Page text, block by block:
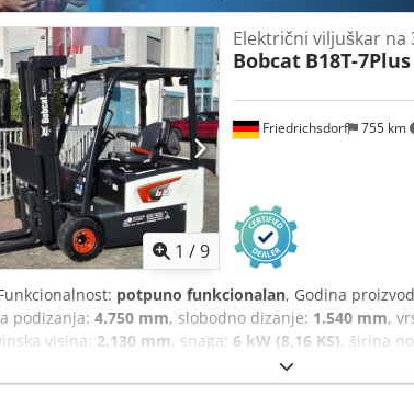
1 /9
Friedrichsdorf 755 km
Električni viljuškar na
Bobcat B18T-7Plus
potpuno funkcionalan, Godina
podizanja: 4.750 mm, slobodno dizanje: 1.540 mm,
visina: 2.130 mm, snaga: 6 kW (8,16 KS), širina
, ukupna duljina:
mm, Električni viličar na 3 kotača Centar